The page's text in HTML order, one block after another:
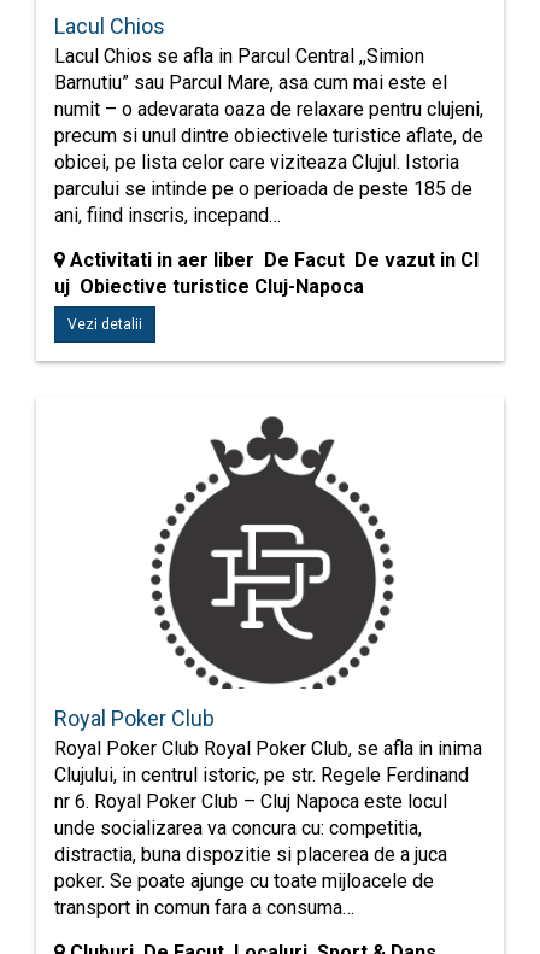
Lacul Chios
Lacul Chios se afla in Parcul Central ,,Simion
Barnutiu” sau Parcul Mare, asa cum mai este el
numit – o adevarata oaza de relaxare pentru clujeni,
precum si unul dintre obiectivele turistice aflate, de
obicei, pe lista celor care viziteaza Clujul. Istoria
parcului se intinde pe o perioada de peste 185 de
ani, fiind inscris, incepand…
Activitati in aer liber De Facut De vazut in Cl
uj Obiective turistice Cluj-Napoca
Vezi detalii
Royal Poker Club
Royal Poker Club Royal Poker Club, se afla in inima
Clujului, in centrul istoric, pe str. Regele Ferdinand
nr 6. Royal Poker Club – Cluj Napoca este locul
unde socializarea va concura cu: competitia,
distractia, buna dispozitie si placerea de a juca
poker. Se poate ajunge cu toate mijloacele de
transport in comun fara a consuma…